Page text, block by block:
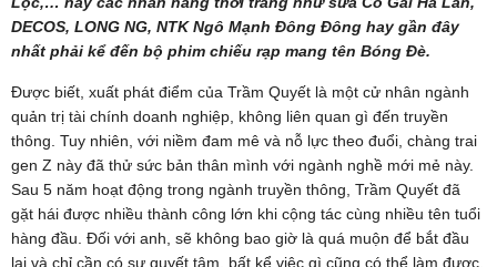
DECOS, LONG NG, NTK Ngô Mạnh Đông Đông hay gần đây
nhất phải kể đến bộ phim chiếu rạp mang tên Bóng Đè.
Được biết, xuất phát điểm của Trầm Quyết là một cử nhân ngành
quản trị tài chính doanh nghiệp, không liên quan gì đến truyền
thông. Tuy nhiên, với niềm đam mê và nỗ lực theo đuổi, chàng trai
gen Z này đã thử sức bản thân mình với ngành nghề mới mẻ này.
Sau 5 năm hoạt động trong ngành truyền thông, Trầm Quyết đã
gặt hái được nhiều thành công lớn khi cộng tác cùng nhiều tên tuổi
hàng đầu. Đối với anh, sẽ không bao giờ là quá muộn để bắt đầu
lại và chỉ cần có sự quyết tâm, bất kể việc gì cũng có thể làm được.